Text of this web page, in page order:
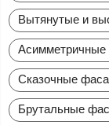
Вытянутые и
Сказочные
Брутальные